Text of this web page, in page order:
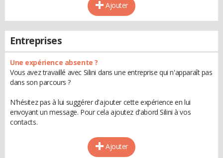
Ajouter
Entreprises
Une expérience absente ?
Vous avez travaillé avec Silini dans une entreprise qui n'apparaît pas
dans son parcours ?
N'hésitez pas à lui suggérer d'ajouter cette expérience en lui
envoyant un message. Pour cela ajoutez d'abord Silini à vos
contacts.
Ajouter